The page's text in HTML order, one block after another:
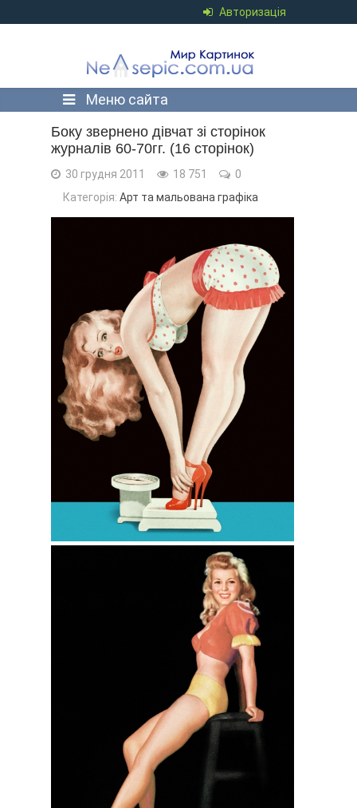
Авторизація
Меню сайта
Боку звернено дівчат зі сторінок
журналів 60-70гг. (16 сторінок)
30 грудня 2011 18 751
0
Категорія: Арт та мальована графіка